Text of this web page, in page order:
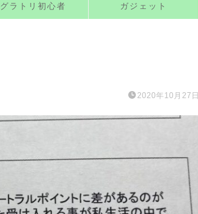
グラトリ初心者 ガジェット
2020年10月27日